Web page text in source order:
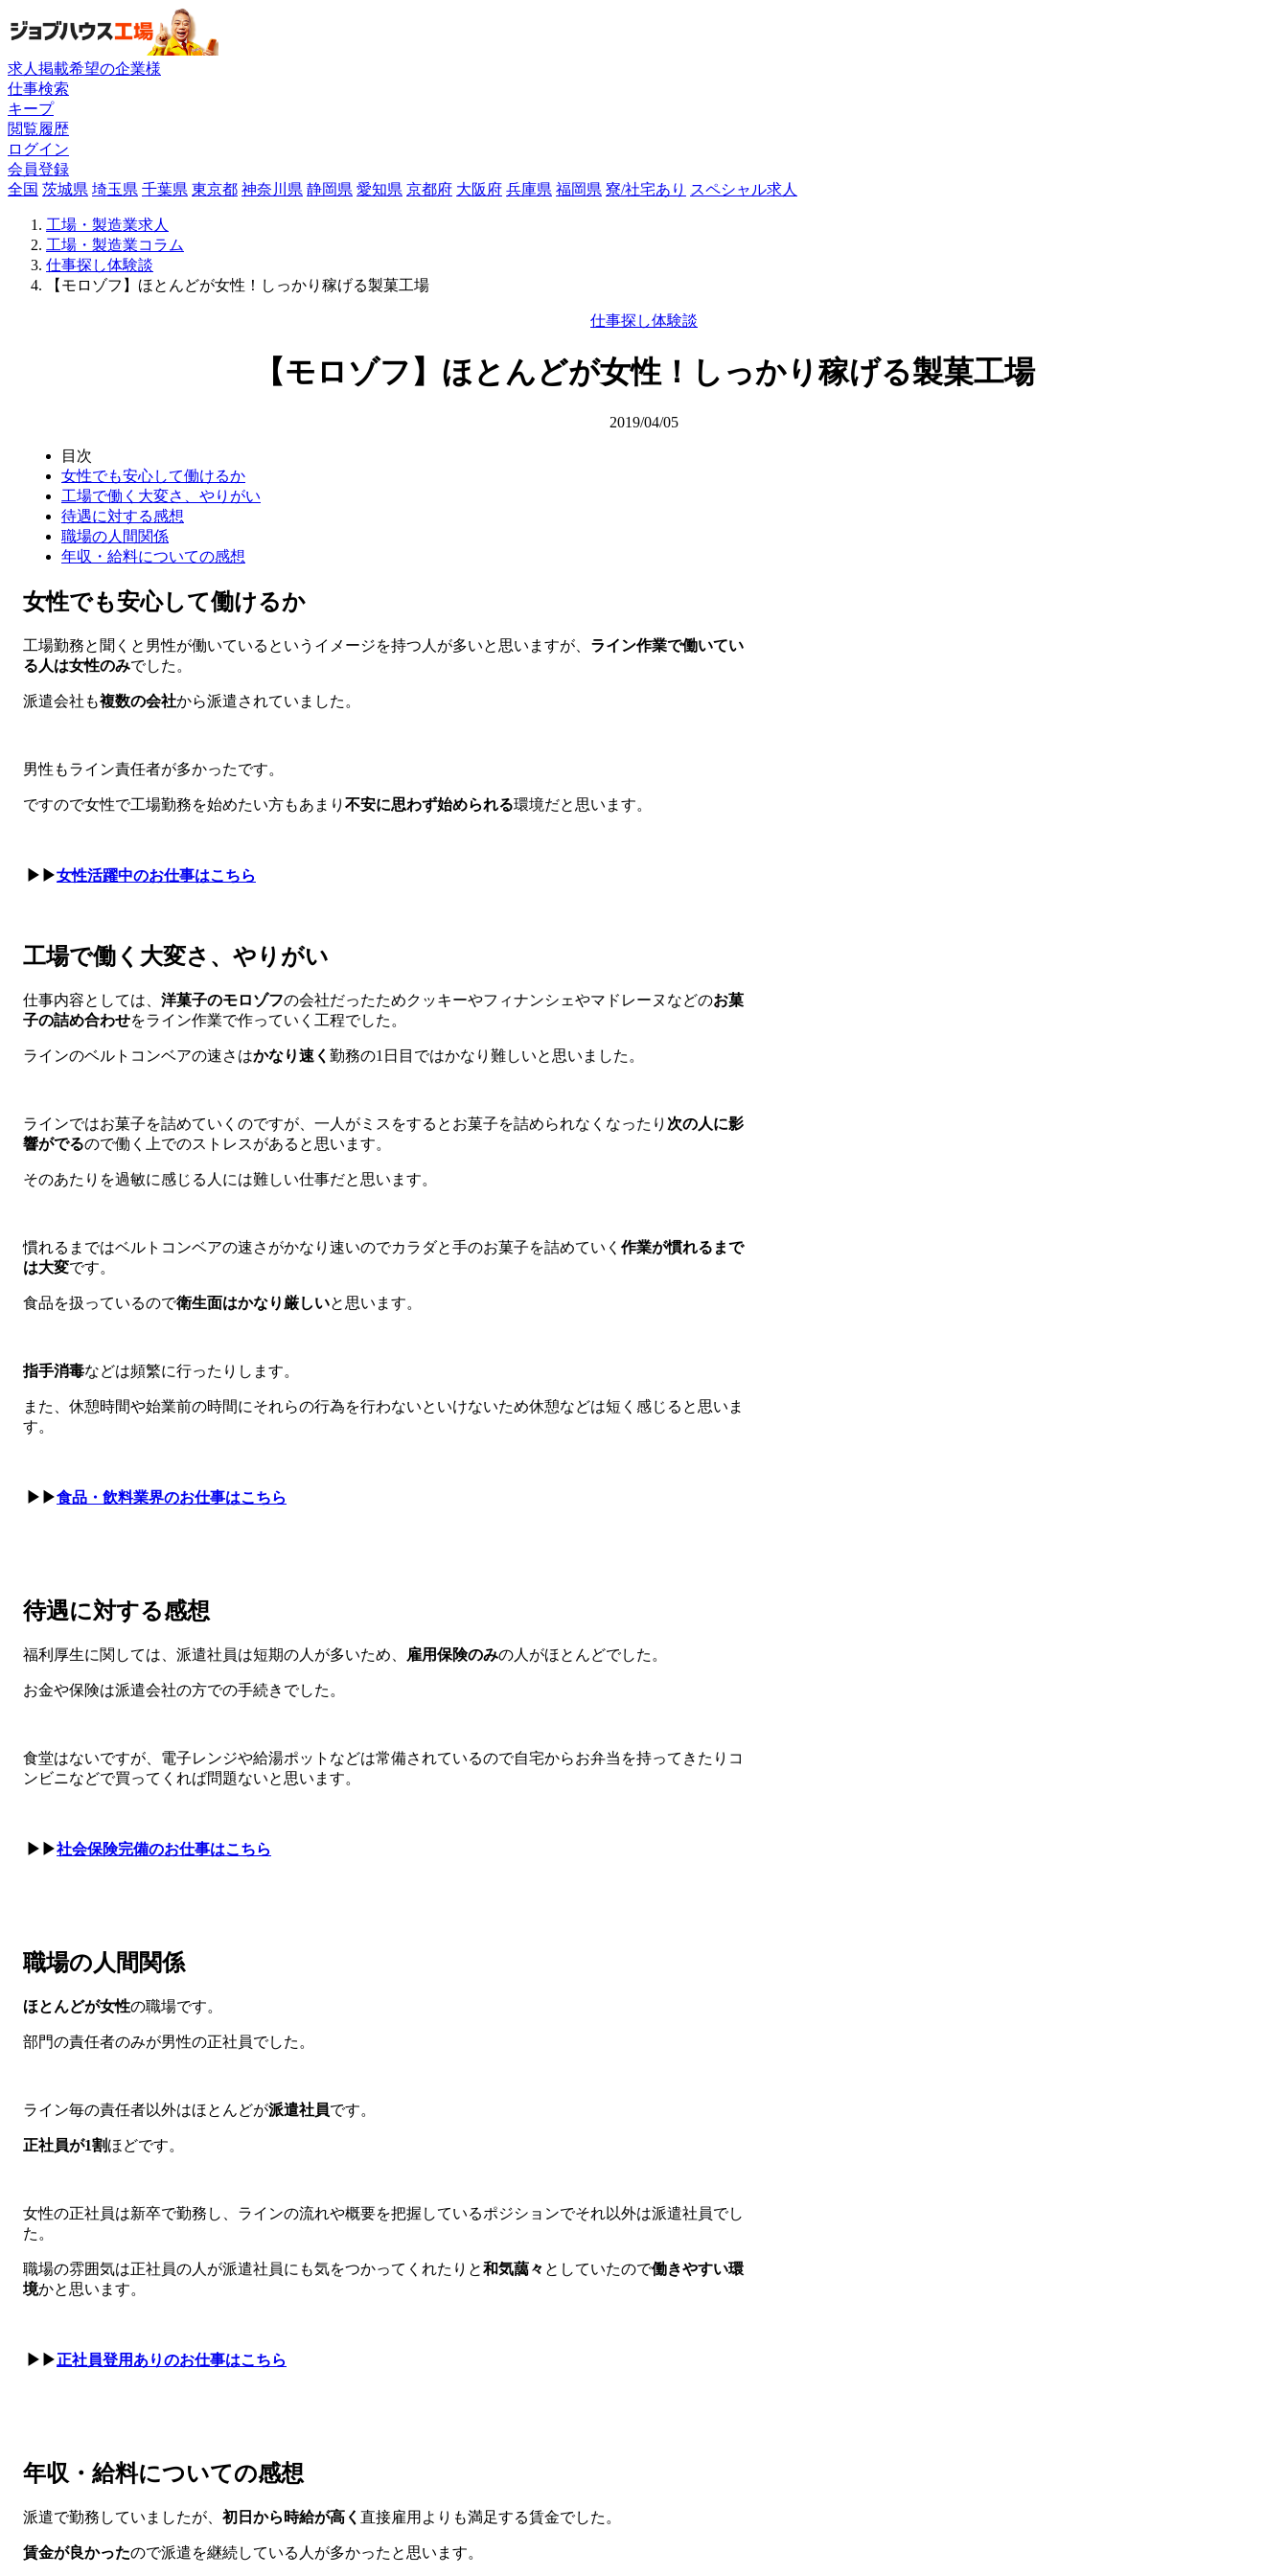
求人掲載希望の企業様
仕事検索
キープ
閲覧履歴
ログイン
会員登録
全国 茨城県 埼玉県 千葉県 東京都 神奈川県 静岡県 愛知県 京都府 大阪府 兵庫県 福岡県 寮/社宅あり スペシャル求人
工場・製造業求人
工場・製造業コラム
仕事探し体験談
【モロゾフ】ほとんどが女性！しっかり稼げる製菓工場
仕事探し体験談
【モロゾフ】ほとんどが女性！しっかり稼げる製菓工場
2019/04/05
目次
女性でも安心して働けるか
工場で働く大変さ、やりがい
待遇に対する感想
職場の人間関係
年収・給料についての感想
女性でも安心して働けるか
工場勤務と聞くと男性が働いているというイメージを持つ人が多いと思いますが、 ライン作業で働いてい
る人は女性のみでした。
派遣会社も複数の会社から派遣されていました。
男性もライン責任者が多かったです。
ですので女性で工場勤務を始めたい方もあまり 不安に思わず始められる環境だと思います。
▶▶女性活躍中のお仕事はこちら
工場で働く大変さ、やりがい
仕事内容としては、 洋菓子のモロゾフの会社だったためクッキーやフィナンシェやマドレーヌなどのお菓
子の詰め合わせをライン作業で作っていく工程でした。
ラインのベルトコンベアの速さはかなり速く 勤務の1日目ではかなり難しいと思いました。
ラインではお菓子を詰めていくのですが、一人がミスをするとお菓子を詰められなくなったり 次の人に影
響がでるので働く上でのストレスがあると思います。
そのあたりを過敏に感じる人には難しい仕事だと思います。
慣れるまではベルトコンベアの速さがかなり速いのでカラダと手のお菓子を詰めていく 作業が慣れるまで
は大変です。
食品を扱っているので衛生面はかなり厳しいと思います。
指手消毒などは頻繁に行ったりします。
また、休憩時間や始業前の時間にそれらの行為を行わないといけないため休憩などは短く感じると思いま
す。
▶▶食品・飲料業界のお仕事はこちら
待遇に対する感想
福利厚生に関しては、派遣社員は短期の人が多いため、 雇用保険のみの人がほとんどでした。
お金や保険は派遣会社の方での手続きでした。
食堂はないですが、電子レンジや給湯ポットなどは常備されているので自宅からお弁当を持ってきたりコ
ンビニなどで買ってくれば問題ないと思います。
▶▶社会保険完備のお仕事はこちら
職場の人間関係
ほとんどが女性の職場です。
部門の責任者のみが男性の正社員でした。
ライン毎の責任者以外はほとんどが派遣社員です。
正社員が1割ほどです。
女性の正社員は新卒で勤務し、ラインの流れや概要を把握しているポジションでそれ以外は派遣社員でし
た。
職場の雰囲気は正社員の人が派遣社員にも気をつかってくれたりと和気藹々 としていたので働きやすい環
境かと思います。
▶▶正社員登用ありのお仕事はこちら
年収・給料についての感想
派遣で勤務していましたが、 初日から時給が高く 直接雇用よりも満足する賃金でした。
賃金が良かったので派遣を継続している人が多かったと思います。